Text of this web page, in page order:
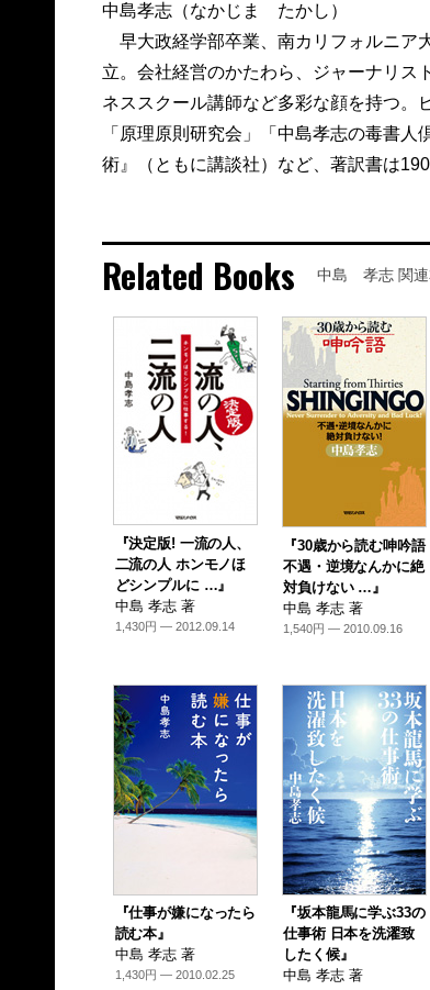
中島孝志（なかじま たかし）
早大政経学部卒業、南カリフォルニア
立。会社経営のかたわら、ジャーナリス
ネススクール講師など多彩な顔を持つ。
「原理原則研究会」「中島孝志の毒書
術』（ともに講談社）など、著訳書は190
Related Books 中島 孝志 関連
『決定版! 一流の人、
二流の人 ホンモノほ
どシンプルに …』
中島 孝志 著
1,430円 — 2012.09.14
『30歳から読む呻吟語
不遇・逆境なんかに絶
対負けない …』
中島 孝志 著
1,540円 — 2010.09.16
『仕事が嫌になったら
読む本』
中島 孝志 著
1,430円 — 2010.02.25
『坂本龍馬に学ぶ33の
仕事術 日本を洗濯致
したく候』
中島 孝志 著